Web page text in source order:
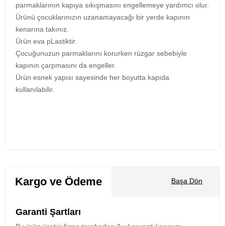
parmaklarının kapıya sıkışmasını engellemeye yardımcı olur.
Ürünü çocuklarınızın uzanamayacağı bir yerde kapının
kenarına takınız.
Ürün eva pLastiktir.
Çocuğunuzun parmaklarını korurken rüzgar sebebiyle
kapının çarpmasını da engeller.
Ürün esnek yapısı sayesinde her boyutta kapıda
kullanılabilir.
Kargo ve Ödeme Başa Dön
Garanti Şartları